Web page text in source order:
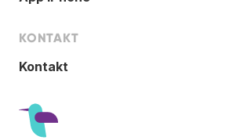
KONTAKT
Kontakt